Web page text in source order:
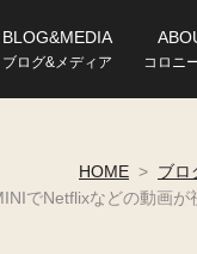
BLOG&MEDIA
ブログ&メディア コロニ
HOME > ブロ
でNetflixなどの動画が